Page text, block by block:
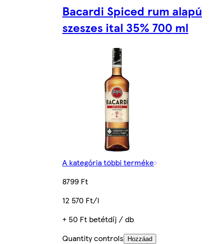
Bacardi Spiced rum alapú
szeszes ital 35% 700 ml
A kategória többi terméke
8799 Ft
12 570 Ft/l
+ 50 Ft betétdíj / db
Quantity controls
Hozzáad